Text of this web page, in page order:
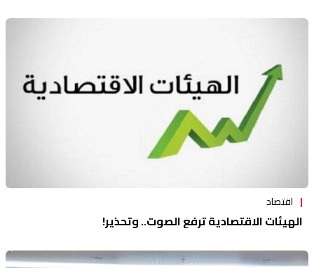
اقتصاد
الهيئات الاقتصادية ترفع الصوت.. وتحذير!